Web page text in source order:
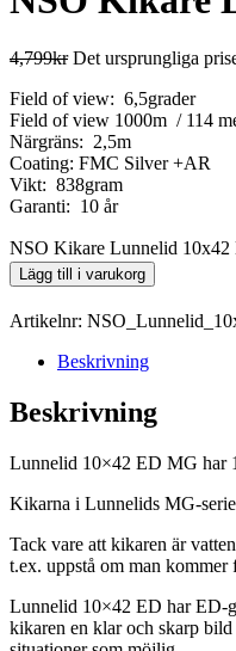
4,799kr Det ursprungliga
Field of view: 6,5grader
Field of view 1000m / 114
Närgräns: 2,5m
Coating: FMC Silver +AR
Vikt: 838gram
Garanti: 10 år
NSO Kikare Lunnelid 10x42
Lägg till i varukorg
Artikelnr:
Beskrivning
Beskrivning
Lunnelid 10×42 ED MG har
Kikarna i Lunnelids MG-
Tack vare att kikaren är
t.ex. uppstå om man
Lunnelid 10×42 ED har ED-
kikaren en klar och skarp